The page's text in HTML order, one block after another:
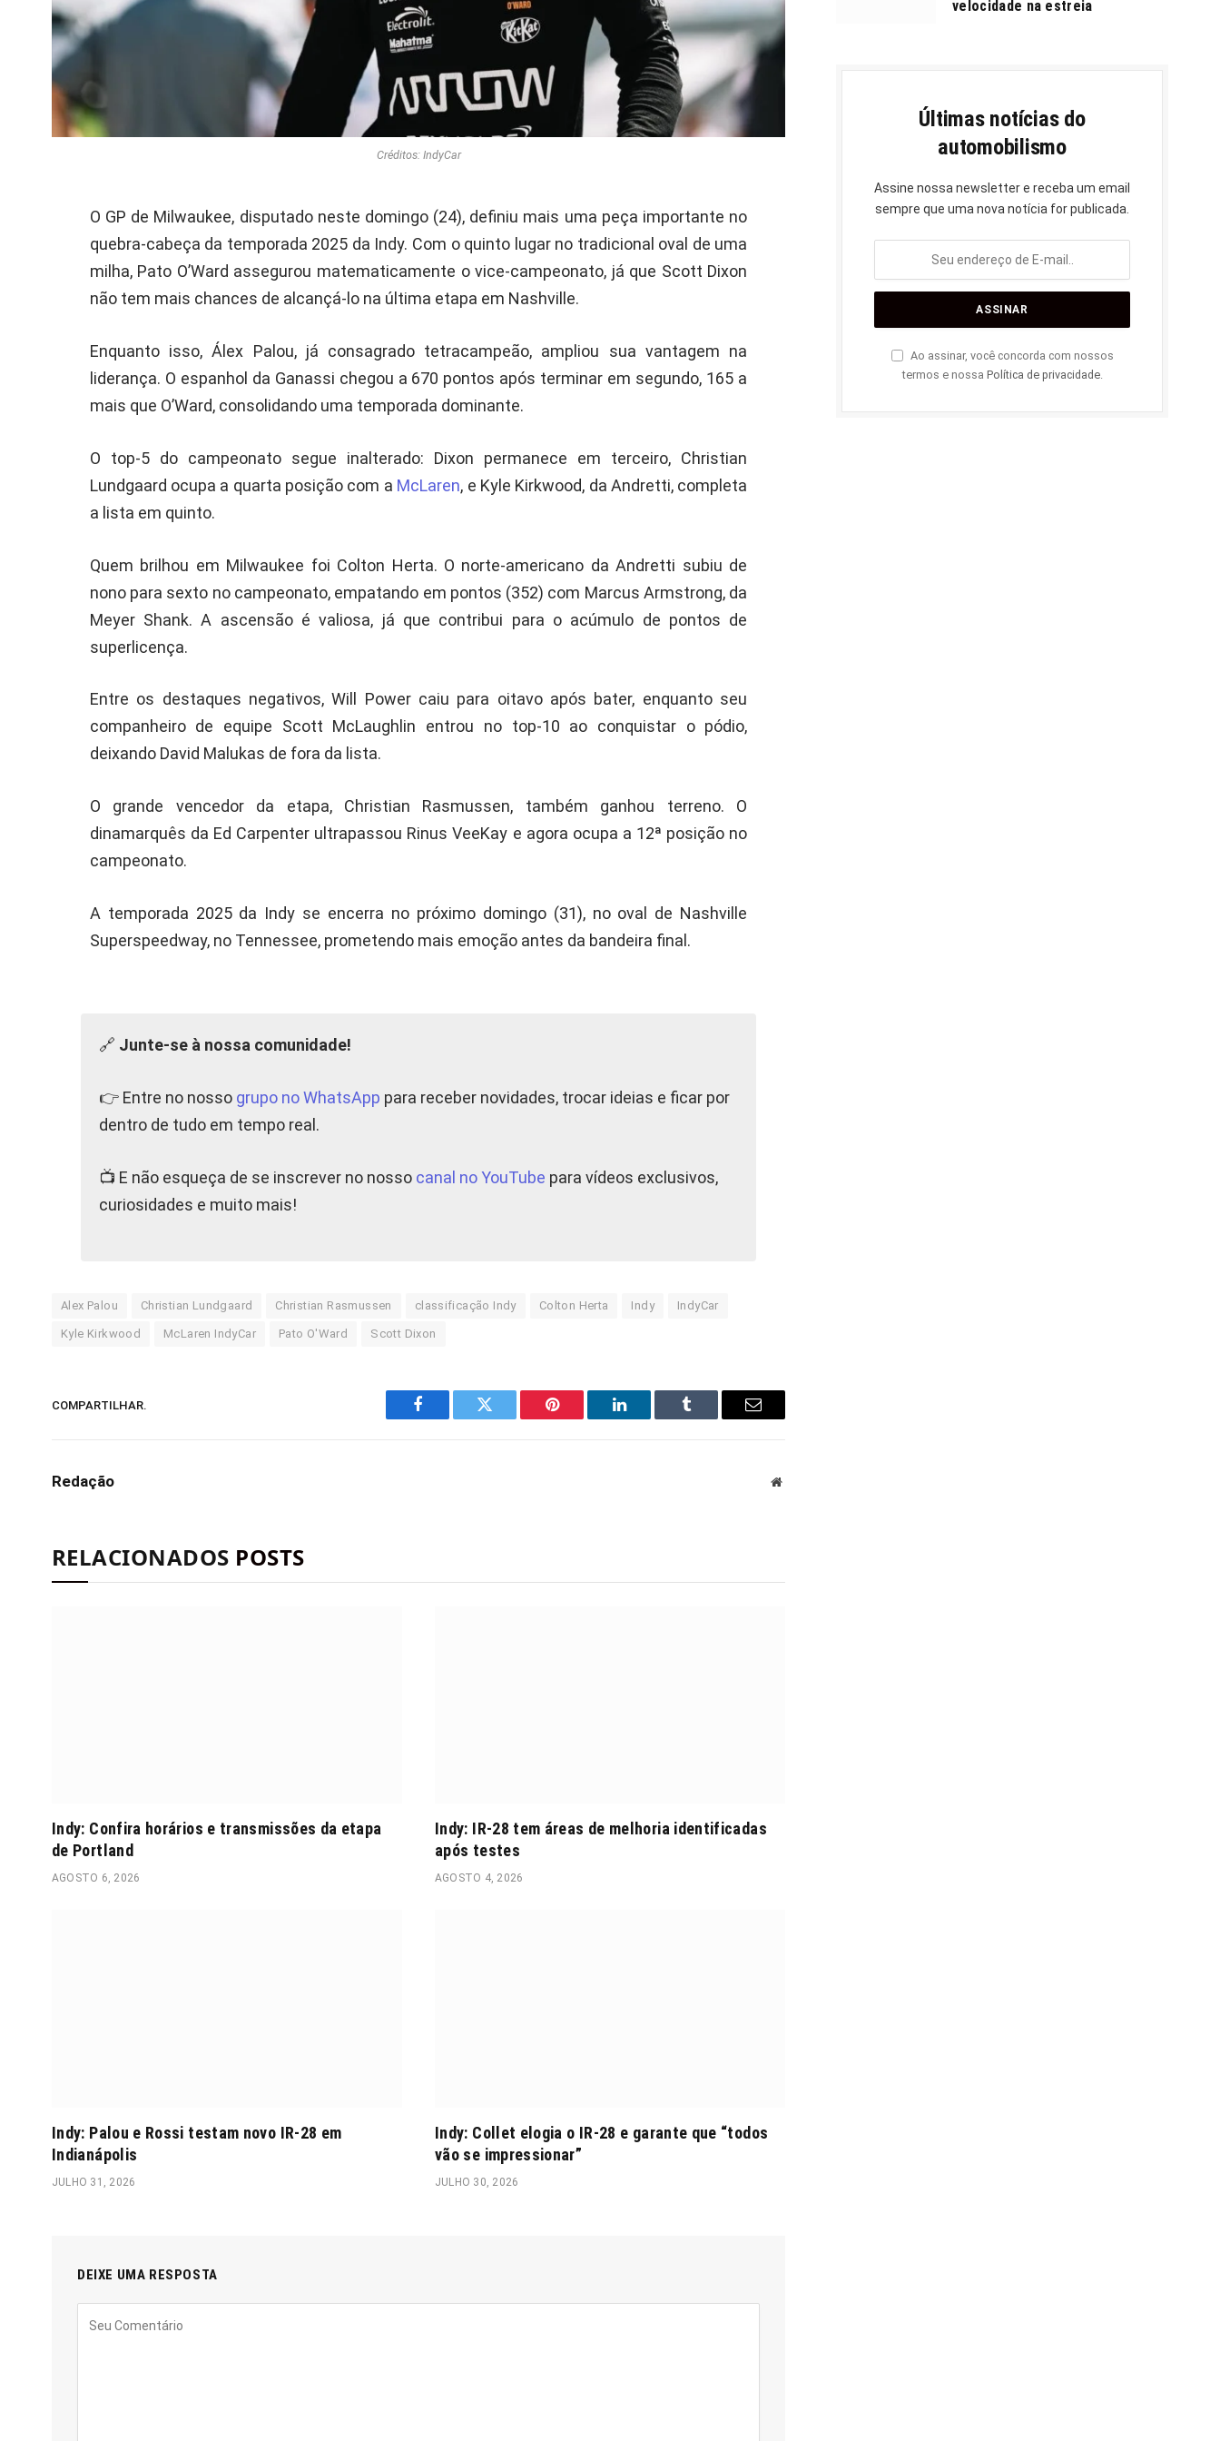
Créditos: IndyCar
O GP de Milwaukee, disputado neste domingo (24), definiu mais uma peça importante no
quebra-cabeça da temporada 2025 da Indy. Com o quinto lugar no tradicional oval de uma
milha, Pato O’Ward assegurou matematicamente o vice-campeonato, já que Scott Dixon
não tem mais chances de alcançá-lo na última etapa em Nashville.
Enquanto isso, Álex Palou, já consagrado tetracampeão, ampliou sua vantagem na
liderança. O espanhol da Ganassi chegou a 670 pontos após terminar em segundo, 165 a
mais que O’Ward, consolidando uma temporada dominante.
O top-5 do campeonato segue inalterado: Dixon permanece em terceiro, Christian
Lundgaard ocupa a quarta posição com a McLaren, e Kyle Kirkwood, da Andretti, completa
a lista em quinto.
Quem brilhou em Milwaukee foi Colton Herta. O norte-americano da Andretti subiu de
nono para sexto no campeonato, empatando em pontos (352) com Marcus Armstrong, da
Meyer Shank. A ascensão é valiosa, já que contribui para o acúmulo de pontos de
superlicença.
Entre os destaques negativos, Will Power caiu para oitavo após bater, enquanto seu
companheiro de equipe Scott McLaughlin entrou no top-10 ao conquistar o pódio,
deixando David Malukas de fora da lista.
O grande vencedor da etapa, Christian Rasmussen, também ganhou terreno. O
dinamarquês da Ed Carpenter ultrapassou Rinus VeeKay e agora ocupa a 12ª posição no
campeonato.
A temporada 2025 da Indy se encerra no próximo domingo (31), no oval de Nashville
Superspeedway, no Tennessee, prometendo mais emoção antes da bandeira final.
🔗 Junte-se à nossa comunidade!
👉 Entre no nosso grupo no WhatsApp para receber novidades, trocar ideias e ficar por
dentro de tudo em tempo real.
📺 E não esqueça de se inscrever no nosso canal no YouTube para vídeos exclusivos,
curiosidades e muito mais!
Alex Palou Christian Lundgaard Christian Rasmussen classificação Indy Colton Herta Indy IndyCar
Kyle Kirkwood McLaren IndyCar Pato O'Ward Scott Dixon
COMPARTILHAR.
Facebook Twitter Pinterest LinkedIn Tumblr
E-
Redação Site
RELACIONADOS POSTS
Indy: Confira horários e transmissões da etapa
de Portland
AGOSTO 6, 2026
Indy: IR-28 tem áreas de melhoria identificadas
após testes
AGOSTO 4, 2026
Indy: Palou e Rossi testam novo IR-28 em
Indianápolis
JULHO 31, 2026
Indy: Collet elogia o IR-28 e garante que “todos
vão se impressionar”
JULHO 30, 2026
DEIXE UMA RESPOSTA
velocidade na estreia
Últimas notícias do
automobilismo
Assine nossa newsletter e receba um email
sempre que uma nova notícia for publicada.
Ao assinar, você concorda com nossos
termos e nossa Política de privacidade.